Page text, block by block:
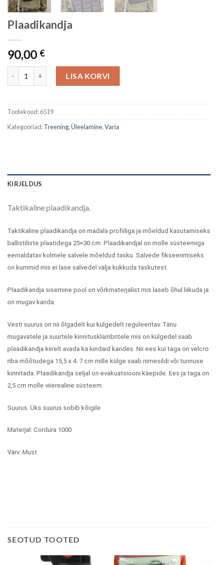
Plaadikandja
90,00 €
LISA KORVI
Tootekood:6519
Kategooriad:Treening,Üleelamine,Varia
KIRJELDUS
Taktikaline plaadikandja.
Taktikaline plaadikandja on madala profiiliga ja mõeldud kasutamiseks
ballistiliste plaatidega 25×30 cm. Plaadikandjal on molle süsteemiga
eemaldatav kolmele salvele mõeldud tasku. Salvede fikseerimiseks
on kummid mis ei lase salvedel välja kukkuda taskutest.
Plaadikandja sisemine pool on võrkmaterjalist mis laseb õhul liikuda ja
on mugav kanda.
Vesti suurus on nii õlgadelt kui külgedelt reguleeritav. Tänu
mugavatele ja suurtele kinnitusklambritele mis on külgedel saab
plaadikandja kiirelt avada ka kindaid kandes. Nii ees kui taga on velcro
riba mõõtudega 15,5 x 4. 7 cm mille külge saab nimesildi või tunnuse
kinnitada. Plaadikandja seljal on evakuatsiooni käepide. Ees ja taga on
2,5 cm molle viierealine süsteem.
Suurus: Üks suurus sobib kõigile
Materjal: Cordura 1000
Värv: Must
SEOTUD TOOTED